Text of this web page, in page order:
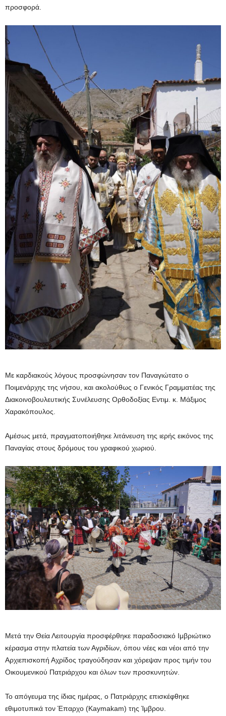
προσφορά.
Με καρδιακούς λόγους προσφώνησαν τον Παναγιώτατο ο
Ποιμενάρχης της νήσου, και ακολούθως ο Γενικός Γραμματέας της
Διακοινοβουλευτικής Συνέλευσης Ορθοδοξίας Εντιμ. κ. Μάξιμος
Χαρακόπουλος.
Αμέσως μετά, πραγματοποιήθηκε λιτάνευση της ιερής εικόνος της
Παναγίας στους δρόμους του γραφικού χωριού.
Μετά την Θεία Λειτουργία προσφέρθηκε παραδοσιακό Ιμβριώτικο
κέρασμα στην πλατεία των Αγριδίων, όπου νέες και νέοι από την
Αρχιεπισκοπή Αχρίδος τραγούδησαν και χόρεψαν προς τιμήν του
Οικουμενικού Πατριάρχου και όλων των προσκυνητών.
Το απόγευμα της ίδιας ημέρας, ο Πατριάρχης επισκέφθηκε
εθιμοτυπικά τον Έπαρχο (Kaymakam) της Ίμβρου.